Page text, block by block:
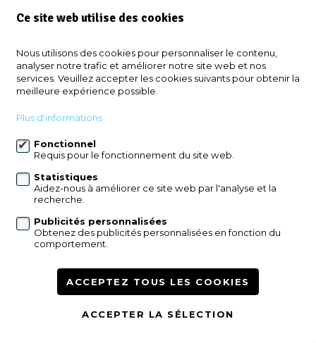
Maison
€ 719.000
4 234m²
Située dans une rue paisible et recherchée
parfaitement entretenue offre un équilibre idéal
entre confort, efficacité énergétique et qualité de
vie. Construite par Kwadraat, elle garantit une
construction solide et de haute qualité. Avec
environ 234 m² d’espac......
Plus d'information
Ce site web utilise des cookies
Nous utilisons des cookies pour personnaliser le contenu,
analyser notre trafic et améliorer notre site web et nos
services. Veuillez accepter les cookies suivants pour obtenir la
meilleure expérience possible.
Plus d'informations
Fonctionnel
Requis pour le fonctionnement du site web.
Statistiques
Aidez-nous à améliorer ce site web par l'analyse et la
recherche.
Publicités personnalisées
Obtenez des publicités personnalisées en fonction du
comportement.
ACCEPTEZ TOUS LES COOKIES
ACCEPTER LA SÉLECTION